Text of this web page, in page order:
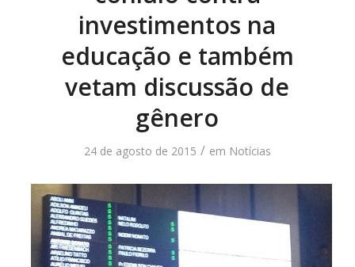
investimentos na
educação e também
vetam discussão de
gênero
24 de agosto de 2015 / em Notícias